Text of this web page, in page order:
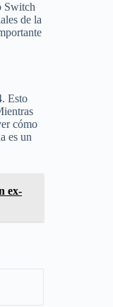
Switch
de la
Esto
cómo
es un
ex-